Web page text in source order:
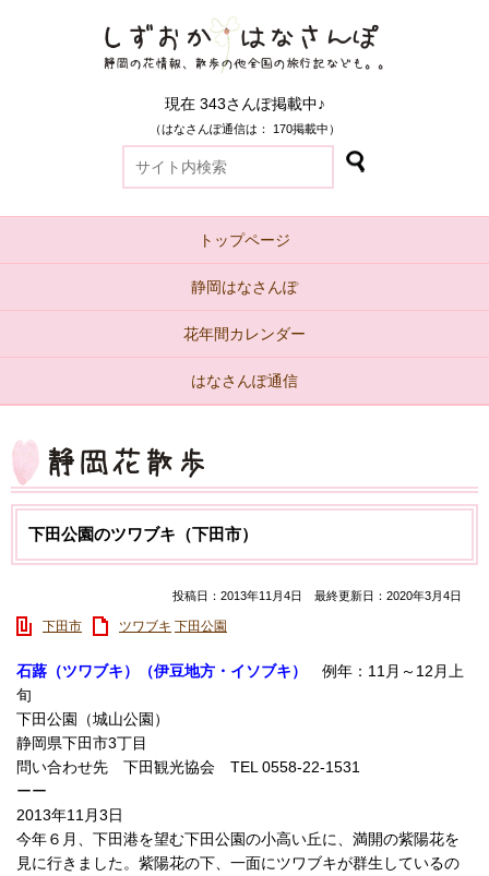
現在 343さんぽ掲載中♪
（はなさんぽ通信は： 170掲載中）
トップページ
静岡はなさんぽ
花年間カレンダー
はなさんぽ通信
下田公園のツワブキ（下田市）
投稿日：2013年11月4日 最終更新日：2020年3月4日
下田市 ツワブキ 下田公園
石蕗（ツワブキ）（伊豆地方・イソブキ）
例年：11月～12月上
旬
下田公園（城山公園）
静岡県下田市3丁目
問い合わせ先 下田観光協会 TEL 0558-22-1531
ーー
2013年11月3日
今年６月、下田港を望む下田公園の小高い丘に、満開の紫陽花を
見に行きました。紫陽花の下、一面にツワブキが群生しているの